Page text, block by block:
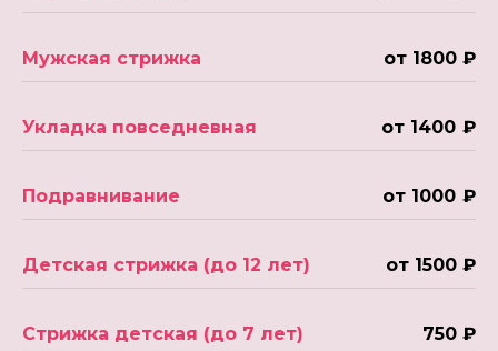
Мужская стрижка от 1800 ₽
Укладка повседневная от 1400 ₽
Подравнивание от 1000 ₽
Детская стрижка (до 12 лет) от 1500 ₽
Стрижка детская (до 7 лет) 750 ₽